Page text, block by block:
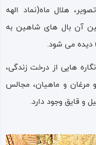
و دریاچه و دشت‌های
تمدن و مرکزیت سیاسی‌ –
بیستون
یکی از مراکز و
در ایران و در دنیاست که
و پژوهشگران حوزه‌های
دیگر جاذبه‌های گردشگری
هلال ماه(نماد الهه
آن بال های شاهین به
دیده می شود.
هایی از درخت زندگی،
و مرغان و ماهیان، مجالس
و قایق وجود دارد.